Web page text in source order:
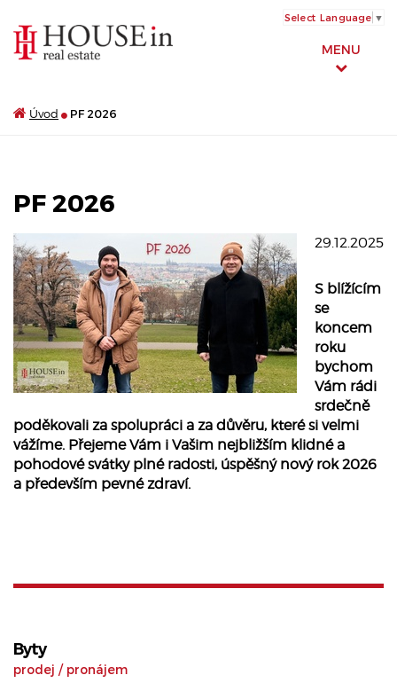
MENU
Select Language ▼
Úvod PF 2026
PF 2026
29.12.2025
S blížícím
se
koncem
roku
bychom
Vám rádi
srdečně
poděkovali za spolupráci a za důvěru, které si velmi
vážíme. Přejeme Vám i Vašim nejbližším klidné a
pohodové svátky plné radosti, úspěšný nový rok 2026
a především pevné zdraví.
Byty
prodej / pronájem